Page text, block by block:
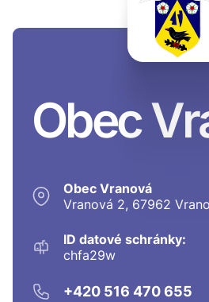
Obec
Obec Vranová
Vranová 2, 67962
ID datové schránky:
chfa29w
+420 516 470 655